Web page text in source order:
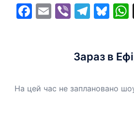
Facebook
EmailViber
Зараз в
На цей час не заплановано